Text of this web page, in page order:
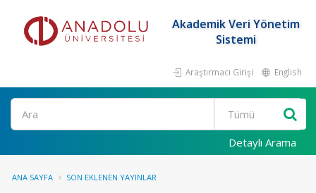
Akademik Veri Yönetim
Sistemi
Araştırmacı Girişi English
Ara
Detaylı Arama
ANA SAYFA SON EKLENEN YAYINLAR